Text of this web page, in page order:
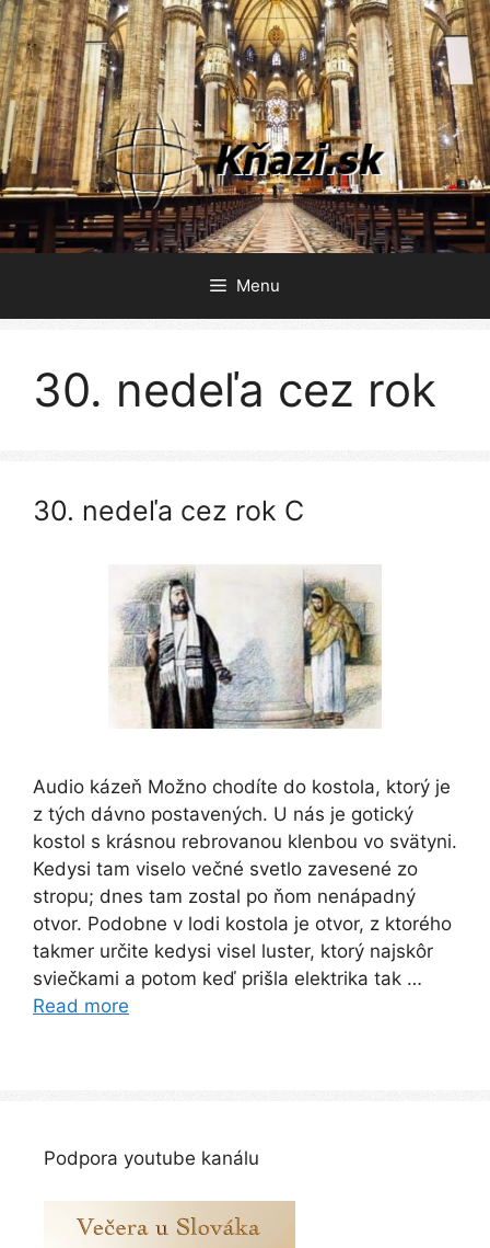
Preskočiť
na
obsah
Menu
30. nedeľa cez rok
30. nedeľa cez rok C
Audio kázeň Možno chodíte do kostola, ktorý je
z tých dávno postavených. U nás je gotický
kostol s krásnou rebrovanou klenbou vo svätyni.
Kedysi tam viselo večné svetlo zavesené zo
stropu; dnes tam zostal po ňom nenápadný
otvor. Podobne v lodi kostola je otvor, z ktorého
takmer určite kedysi visel luster, ktorý najskôr
sviečkami a potom keď prišla elektrika tak …
Read more
Podpora youtube kanálu